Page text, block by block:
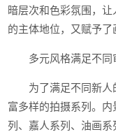
暗层次和色彩氛围，
的主体地位，又赋予了
多元风格满足不同
为了满足不同新
富多样的拍摄系列。
列、嘉人系列、油画